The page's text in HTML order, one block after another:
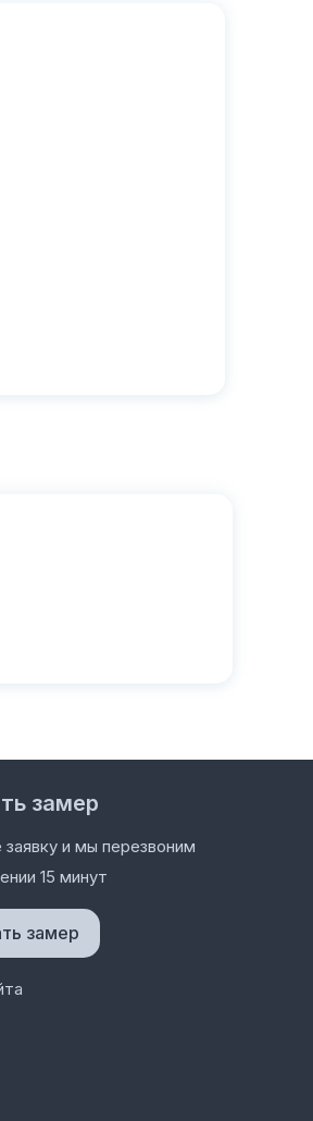
замер
и мы перезвоним
15 минут
замер